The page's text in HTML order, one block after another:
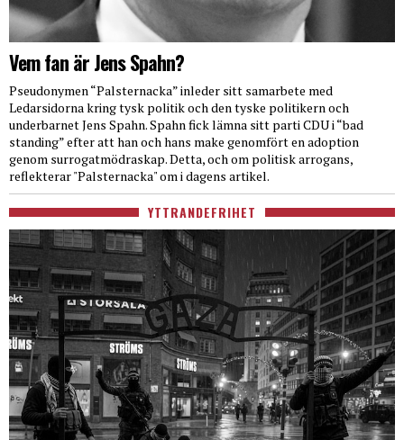
Vem fan är Jens Spahn?
Pseudonymen “Palsternacka” inleder sitt samarbete med
Ledarsidorna kring tysk politik och den tyske politikern och
underbarnet Jens Spahn. Spahn fick lämna sitt parti CDU i “bad
standing” efter att han och hans make genomfört en adoption
genom surrogatmödraskap. Detta, och om politisk arrogans,
reflekterar "Palsternacka" om i dagens artikel.
YTTRANDEFRIHET